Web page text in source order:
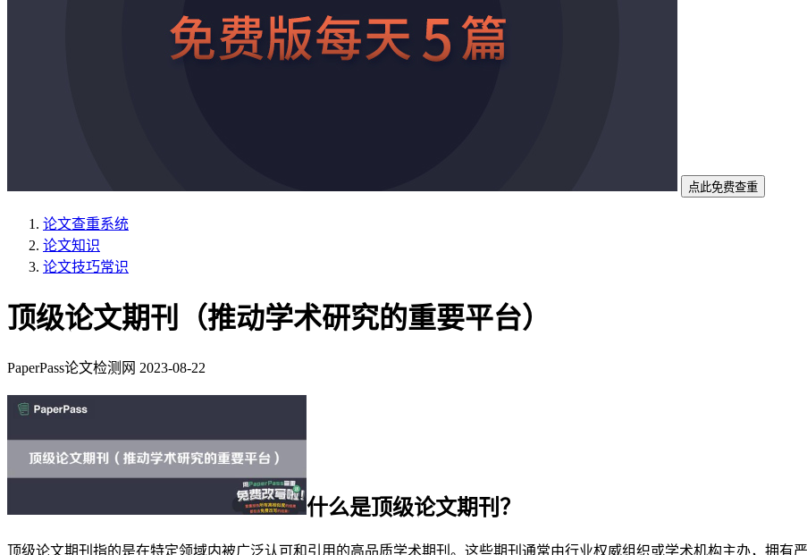
点此免费查重
论文查重系统
论文知识
论文技巧常识
顶级论文期刊（推动学术研究的重要平台）
PaperPass论文检测网 2023-08-22
什么是顶级论文期刊？
顶级论文期刊指的是在特定领域内被广泛认可和引用的高品质学术期刊。这些期刊通常由行业权威组织或学术机构主办，拥有